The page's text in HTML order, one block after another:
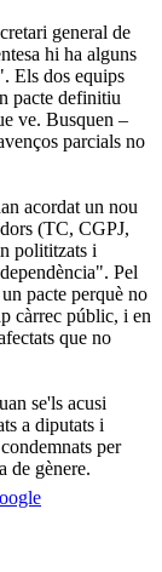
general de
hi ha alguns
Els dos equips
pacte definitiu
ve. Busquen –
parcials no
acordat un nou
(TC, CGPJ,
polititzats i
Pel
pacte perquè no
càrrec públic, i en
que no
se'ls acusi
a diputats i
per
de gènere.